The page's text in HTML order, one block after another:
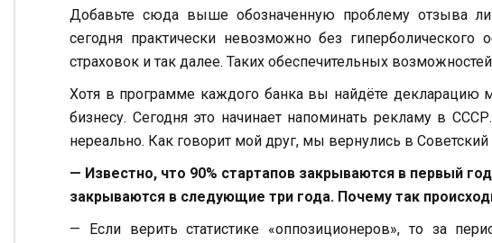
Добавьте сюда выше обозначенную проблему отзыва
сегодня практически невозможно без гиперболического
страховок и так далее. Таких обеспечительных
Хотя в программе каждого банка вы найдёте декларацию
бизнесу. Сегодня это начинает напоминать рекламу в
нереально. Как говорит мой друг, мы вернулись в
— Известно, что 90% стартапов закрываются в первый
закрываются в следующие три года. Почему так
— Если верить статистике «оппозиционеров», то за